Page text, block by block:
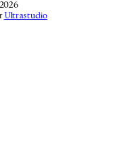
Ultrastudio